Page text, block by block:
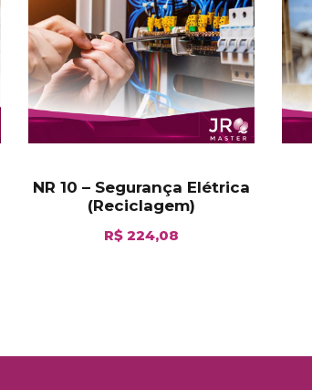
e
v
e
n
a
o
NR 10 – Segurança Elétrica
(Reciclagem)
R$224,08